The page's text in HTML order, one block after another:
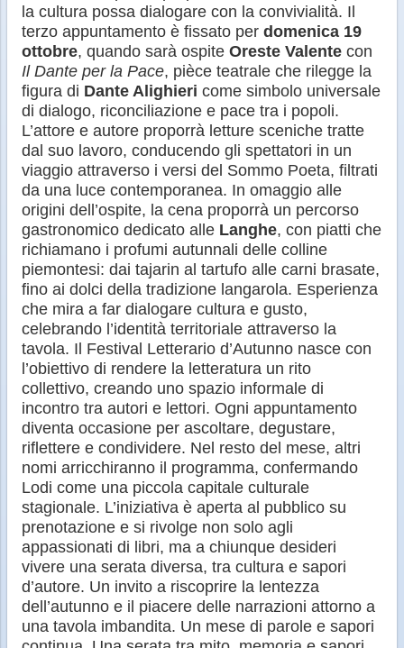
la cultura possa dialogare con la convivialità. Il
terzo appuntamento è fissato per domenica 19
ottobre, quando sarà ospite Oreste Valente con
Il Dante per la Pace, pièce teatrale che rilegge la
figura di Dante Alighieri come simbolo universale
di dialogo, riconciliazione e pace tra i popoli.
L’attore e autore proporrà letture sceniche tratte
dal suo lavoro, conducendo gli spettatori in un
viaggio attraverso i versi del Sommo Poeta, filtrati
da una luce contemporanea. In omaggio alle
origini dell’ospite, la cena proporrà un percorso
gastronomico dedicato alle Langhe, con piatti che
richiamano i profumi autunnali delle colline
piemontesi: dai tajarin al tartufo alle carni brasate,
fino ai dolci della tradizione langarola. Esperienza
che mira a far dialogare cultura e gusto,
celebrando l’identità territoriale attraverso la
tavola. Il Festival Letterario d’Autunno nasce con
l’obiettivo di rendere la letteratura un rito
collettivo, creando uno spazio informale di
incontro tra autori e lettori. Ogni appuntamento
diventa occasione per ascoltare, degustare,
riflettere e condividere. Nel resto del mese, altri
nomi arricchiranno il programma, confermando
Lodi come una piccola capitale culturale
stagionale. L’iniziativa è aperta al pubblico su
prenotazione e si rivolge non solo agli
appassionati di libri, ma a chiunque desideri
vivere una serata diversa, tra cultura e sapori
d’autore. Un invito a riscoprire la lentezza
dell’autunno e il piacere delle narrazioni attorno a
una tavola imbandita. Un mese di parole e sapori